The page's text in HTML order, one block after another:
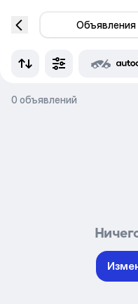
Объявления
0 объявлений